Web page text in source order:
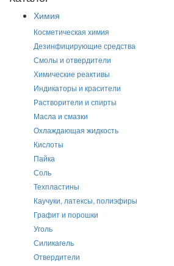
Химия
Косметическая химия
Дезинфицирующие средства
Смолы и отвердители
Химические реактивы
Индикаторы и красители
Растворители и спирты
Масла и смазки
Охлаждающая жидкость
Кислоты
Пайка
Соль
Техпластины
Каучуки, латексы, полиэфиры
Графит и порошки
Уголь
Силикагель
Отвердители